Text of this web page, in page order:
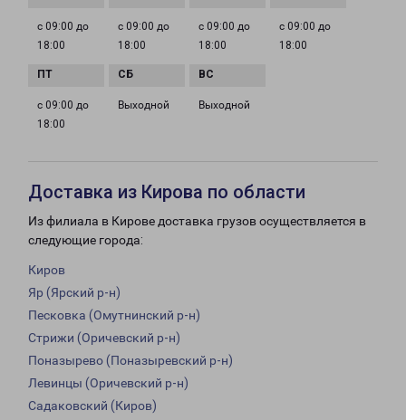
с 09:00 до
18:00
с 09:00 до
18:00
с 09:00 до
18:00
с 09:00 до
18:00
с 09:00 до
18:00
Выходной Выходной
Доставка из Кирова по области
Из филиала в Кирове доставка грузов осуществляется в
следующие города:
Киров
Яр (Ярский р-н)
Песковка (Омутнинский р-н)
Стрижи (Оричевский р-н)
Поназырево (Поназыревский р-н)
Левинцы (Оричевский р-н)
Садаковский (Киров)